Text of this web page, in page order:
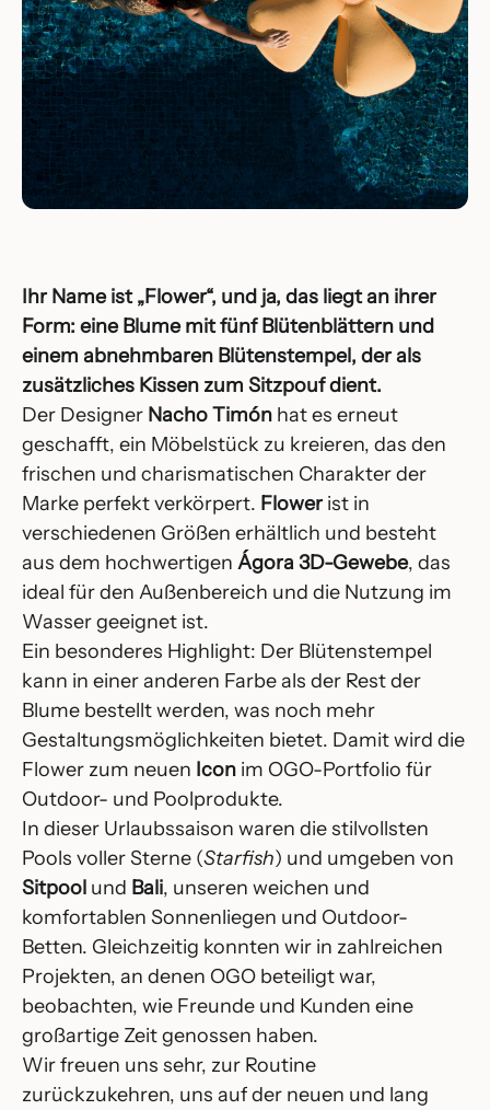
Ihr Name ist „Flower“, und ja, das liegt an ihrer
Form: eine Blume mit fünf Blütenblättern und
einem abnehmbaren Blütenstempel, der als
zusätzliches Kissen zum Sitzpouf dient.
Der Designer Nacho Timón hat es erneut
geschafft, ein Möbelstück zu kreieren, das den
frischen und charismatischen Charakter der
Marke perfekt verkörpert. Flower ist in
verschiedenen Größen erhältlich und besteht
aus dem hochwertigen Ágora 3D-Gewebe, das
ideal für den Außenbereich und die Nutzung im
Wasser geeignet ist.
Ein besonderes Highlight: Der Blütenstempel
kann in einer anderen Farbe als der Rest der
Blume bestellt werden, was noch mehr
Gestaltungsmöglichkeiten bietet. Damit wird die
Flower zum neuen Icon im OGO-Portfolio für
Outdoor- und Poolprodukte.
In dieser Urlaubssaison waren die stilvollsten
Pools voller Sterne (Starfish) und umgeben von
Sitpool und Bali, unseren weichen und
komfortablen Sonnenliegen und Outdoor-
Betten. Gleichzeitig konnten wir in zahlreichen
Projekten, an denen OGO beteiligt war,
beobachten, wie Freunde und Kunden eine
großartige Zeit genossen haben.
Wir freuen uns sehr, zur Routine
zurückzukehren, uns auf der neuen und lang